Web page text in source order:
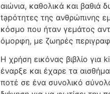
αιώνια, καθολικά και βαθιά
tạpότητες της ανθρώπινης
κόσμο που ήταν γεμάτος
όμορφη, με ζωηρές
Η χρήση εικόνας βιβλίο
έναρξε και έχαρε τα
ποτέ σε ένα συνολικό